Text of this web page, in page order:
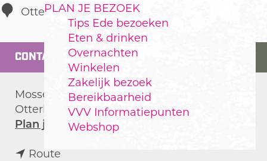
PLAN JE BEZOEK
Tips Ede bezoeken
Eten & drinken
Overnachten
Winkelen
Zakelijk bezoek
Bereikbaarheid
VVV Informatiepunten
Webshop
Otterlo
CONTACT
Mosselseweg
Otterlo
Plan je routen
Route